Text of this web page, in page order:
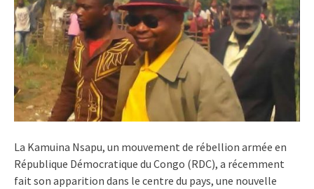
La Kamuina Nsapu, un mouvement de rébellion armée en
République Démocratique du Congo (RDC), a récemment
fait son apparition dans le centre du pays, une nouvelle